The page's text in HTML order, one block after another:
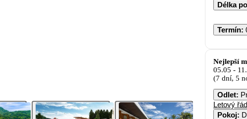
Délka
Termín:
Nejlepší
05.05 -
(7 dní, 5
Odlet:
Letový řád
Pokoj: